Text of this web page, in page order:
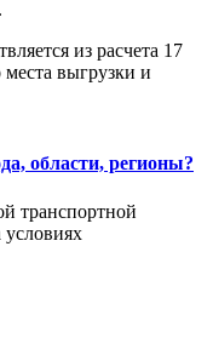
из расчета 17
места выгрузки и
области, регионы?
транспортной